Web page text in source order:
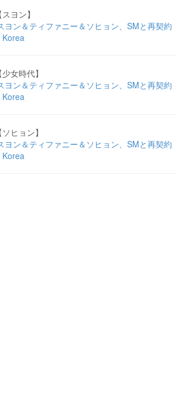
ヨン】
ヨン＆ティファニー＆ソヒョン、SMと再契約
女時代】
ヨン＆ティファニー＆ソヒョン、SMと再契約
ヒョン】
ヨン＆ティファニー＆ソヒョン、SMと再契約